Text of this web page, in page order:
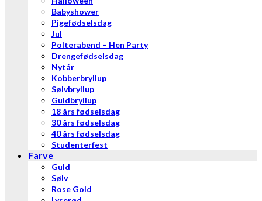
Babyshower
Pigefødselsdag
Jul
Polterabend – Hen Party
Drengefødselsdag
Nytår
Kobberbryllup
Sølvbryllup
Guldbryllup
18 års fødselsdag
30 års fødselsdag
40 års fødselsdag
Studenterfest
Farve
Guld
Sølv
Rose Gold